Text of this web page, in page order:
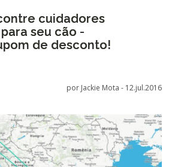
cuidadores
seu cão -
de desconto!
por Jackie Mota - 12.jul.2016